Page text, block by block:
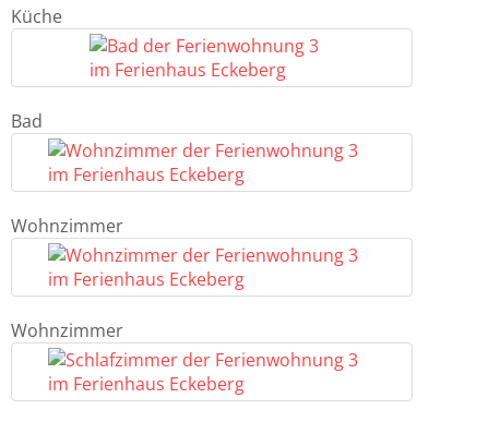
Küche
Bad
Wohnzimmer
Wohnzimmer